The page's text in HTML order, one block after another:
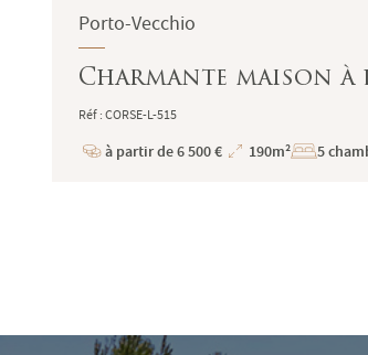
Porto-Vecchio
Charmante maison à
Réf : CORSE-L-515
Prix
à partir de 6 500 €
Superficie
190m² 5